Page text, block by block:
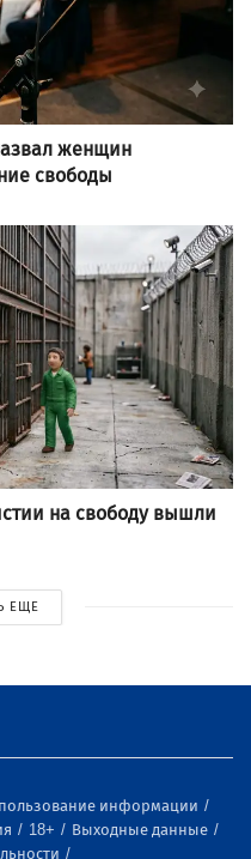
женщин
свободы
на свободу вышли
ЕЩЕ
информации
18+
Выходные данные